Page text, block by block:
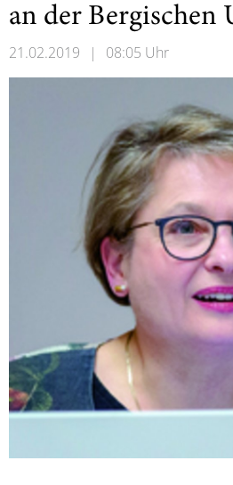
an der Bergischen
21.02.2019 | 08:05 Uhr